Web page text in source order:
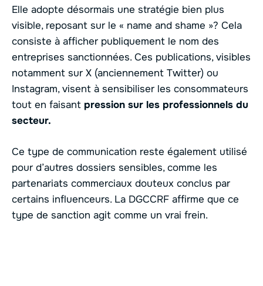
Elle adopte désormais une stratégie bien plus
visible, reposant sur le « name and shame »? Cela
consiste à afficher publiquement le nom des
entreprises sanctionnées. Ces publications, visibles
notamment sur X (anciennement Twitter) ou
Instagram, visent à sensibiliser les consommateurs
tout en faisant pression sur les professionnels du
secteur.
Ce type de communication reste également utilisé
pour d’autres dossiers sensibles, comme les
partenariats commerciaux douteux conclus par
certains influenceurs. La DGCCRF affirme que ce
type de sanction agit comme un vrai frein.